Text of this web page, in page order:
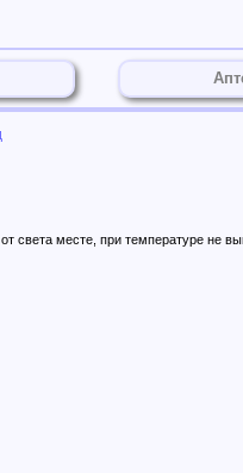
месте, при температуре не